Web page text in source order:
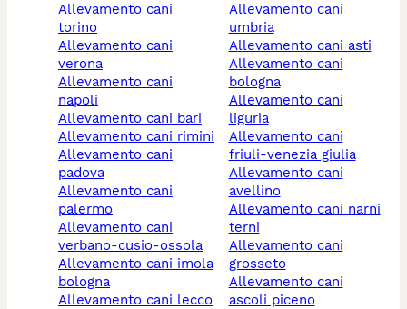
allevamento cani
torino
allevamento cani
verona
allevamento cani
napoli
allevamento cani bari
allevamento cani rimini
allevamento cani
padova
allevamento cani
palermo
allevamento cani
verbano-cusio-ossola
allevamento cani imola
bologna
allevamento cani lecco
allevamento cani
umbria
allevamento cani asti
allevamento cani
bologna
allevamento cani
liguria
allevamento cani
friuli-venezia giulia
allevamento cani
avellino
allevamento cani narni
terni
allevamento cani
grosseto
allevamento cani
ascoli piceno